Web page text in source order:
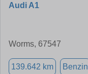
Audi A1
Worms, 67547
139.642 km Benzin